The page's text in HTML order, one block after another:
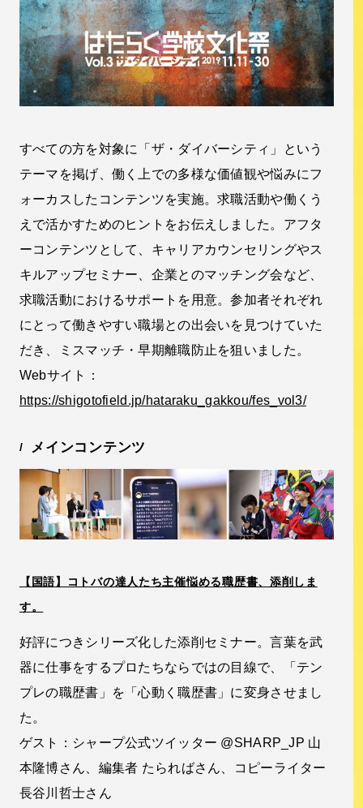
すべての方を対象に「ザ・ダイバーシティ」という
テーマを掲げ、働く上での多様な価値観や悩みにフ
ォーカスしたコンテンツを実施。求職活動や働くう
えで活かすためのヒントをお伝えしました。アフタ
ーコンテンツとして、キャリアカウンセリングやス
キルアップセミナー、企業とのマッチング会など、
求職活動におけるサポートを用意。参加者それぞれ
にとって働きやすい職場との出会いを見つけていた
だき、ミスマッチ・早期離職防止を狙いました。
Webサイト：
https://shigotofield.jp/hataraku_gakkou/fes_vol3/
メインコンテンツ
【国語】コトバの達人たち主催悩める職歴書、添削しま
す。
好評につきシリーズ化した添削セミナー。言葉を武
器に仕事をするプロたちならではの目線で、「テン
プレの職歴書」を「心動く職歴書」に変身させまし
た。
ゲスト：シャープ公式ツイッター @SHARP_JP 山
本隆博さん、編集者 たらればさん、コピーライター
長谷川哲士さん